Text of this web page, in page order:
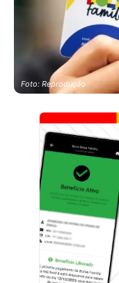
Foto: Reprodução